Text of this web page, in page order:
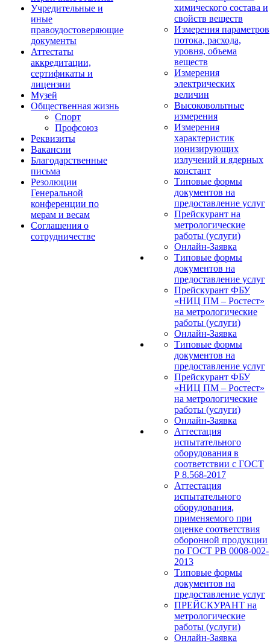
Учредительные и
иные
правоудостоверяющие
документы
Аттестаты
аккредитации,
сертификаты и
лицензии
Музей
Общественная жизнь
Спорт
Профсоюз
Реквизиты
Вакансии
Благодарственные
письма
Резолюции
Генеральной
конференции по
мерам и весам
Соглашения о
сотрудничестве
химического состава и
свойств веществ
Измерения параметров
потока, расхода,
уровня, объема
веществ
Измерения
электрических
величин
Высоковольтные
измерения
Измерения
характеристик
ионизирующих
излучений и ядерных
констант
Типовые формы
документов на
предоставление услуг
Прейскурант на
метрологические
работы (услуги)
Онлайн-Заявка
Типовые формы
документов на
предоставление услуг
Прейскурант ФБУ
«НИЦ ПМ – Ростест»
на метрологические
работы (услуги)
Онлайн-Заявка
Типовые формы
документов на
предоставление услуг
Прейскурант ФБУ
«НИЦ ПМ – Ростест»
на метрологические
работы (услуги)
Онлайн-Заявка
Аттестация
испытательного
оборудования в
соответствии с ГОСТ
Р 8.568-2017
Аттестация
испытательного
оборудования,
применяемого при
оценке соответствия
оборонной продукции
по ГОСТ РВ 0008-002-
2013
Типовые формы
документов на
предоставление услуг
ПРЕЙСКУРАНТ на
метрологические
работы (услуги)
Онлайн-Заявка